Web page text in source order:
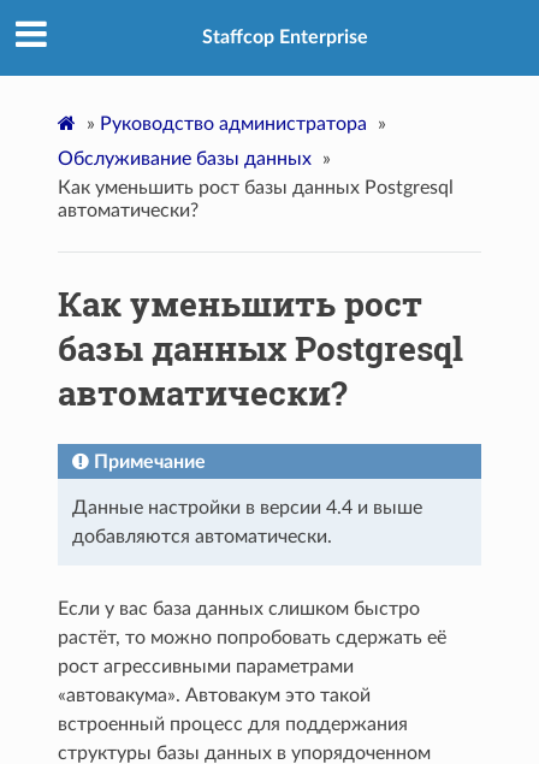
Staffcop Enterprise
» Руководство администратора
»
Обслуживание базы данных
»
Как уменьшить рост базы данных Postgresql
автоматически?
Как уменьшить рост
базы данных Postgresql
автоматически?
Примечание
Данные настройки в версии 4.4 и выше
добавляются автоматически.
Если у вас база данных слишком быстро
растёт, то можно попробовать сдержать её
рост агрессивными параметрами
«автовакума». Автовакум это такой
встроенный процесс для поддержания
структуры базы данных в упорядоченном